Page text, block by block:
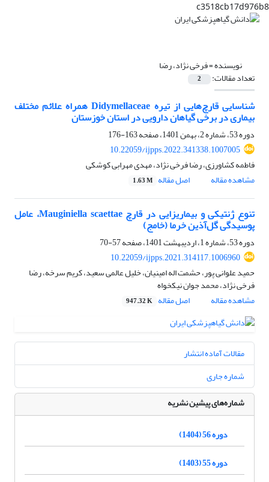
c3518cb17d976b8
نویسنده =فرخی نژاد، رضا
تعداد مقالات: 2
شناسایی قارچ‌هایی از تیره Didymellaceae همراه علائم مختلف
بیماری در برخی گیاهان دارویی در استان خوزستان
دوره 53، شماره 2، بهمن 1401، صفحه
163-176
10.22059/ijpps.2022.341338.1007005
فاطمه کشاورزی، رضا فرخی نژاد، مهدی مهرابی کوشکی
مشاهده مقاله
اصل مقاله 1.63 M
تنوع ژنتیکی و بیماریزایی در قارچ Mauginiella scaettae، عامل
پوسیدگی گل‌آذین خرما (خامج)
دوره 53، شماره 1، اردیبهشت 1401، صفحه
57-70
10.22059/ijpps.2021.314117.1006960
حمید علوانی پور، حشمت اله امینیان، خلیل عالمی سعید، کریم سرخه، رضا
فرخی نژاد، محمد جوان نیکخواه
مشاهده مقاله
اصل مقاله 947.32 K
مقالات آماده انتشار
شماره جاری
شماره‌های پیشین نشریه
دوره 56 (1404)
دوره 55 (1403)